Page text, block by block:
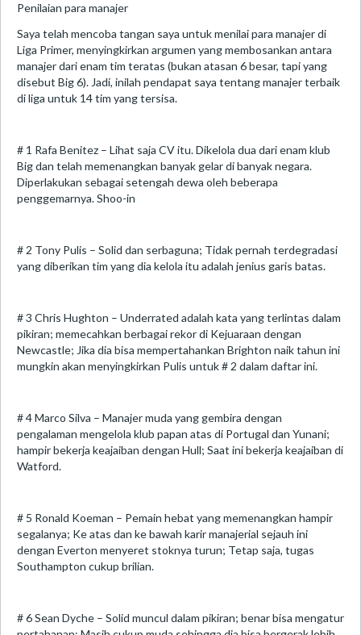
Penilaian para manajer
Saya telah mencoba tangan saya untuk menilai para manajer di
Liga Primer, menyingkirkan argumen yang membosankan antara
manajer dari enam tim teratas (bukan atasan 6 besar, tapi yang
disebut Big 6). Jadi, inilah pendapat saya tentang manajer terbaik
di liga untuk 14 tim yang tersisa.
# 1 Rafa Benitez – Lihat saja CV itu. Dikelola dua dari enam klub
Big dan telah memenangkan banyak gelar di banyak negara.
Diperlakukan sebagai setengah dewa oleh beberapa
penggemarnya. Shoo-in
# 2 Tony Pulis – Solid dan serbaguna; Tidak pernah terdegradasi
yang diberikan tim yang dia kelola itu adalah jenius garis batas.
# 3 Chris Hughton – Underrated adalah kata yang terlintas dalam
pikiran; memecahkan berbagai rekor di Kejuaraan dengan
Newcastle; Jika dia bisa mempertahankan Brighton naik tahun ini
mungkin akan menyingkirkan Pulis untuk # 2 dalam daftar ini.
# 4 Marco Silva – Manajer muda yang gembira dengan
pengalaman mengelola klub papan atas di Portugal dan Yunani;
hampir bekerja keajaiban dengan Hull; Saat ini bekerja keajaiban di
Watford.
# 5 Ronald Koeman – Pemain hebat yang memenangkan hampir
segalanya; Ke atas dan ke bawah karir manajerial sejauh ini
dengan Everton menyeret stoknya turun; Tetap saja, tugas
Southampton cukup brilian.
# 6 Sean Dyche – Solid muncul dalam pikiran; benar bisa mengatur